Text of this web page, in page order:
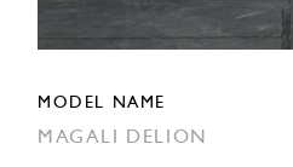
MODEL NAME
MAGALI DELION